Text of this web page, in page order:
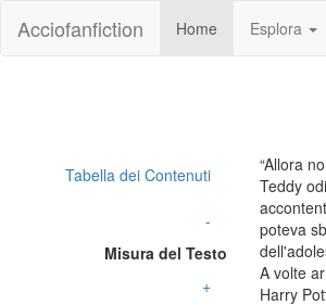
Acciofanfiction Home Esplora
Tabella dei Contenuti
-
Misura del Testo
+
“Allora
Teddy
poteva
A volte
Harry